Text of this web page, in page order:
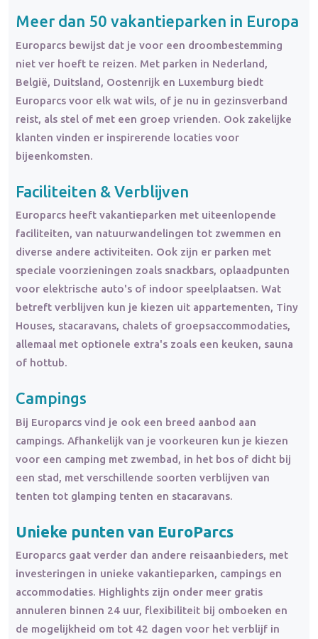
Meer dan 50 vakantieparken in Europa
Europarcs bewijst dat je voor een droombestemming
niet ver hoeft te reizen. Met parken in Nederland,
België, Duitsland, Oostenrijk en Luxemburg biedt
Europarcs voor elk wat wils, of je nu in gezinsverband
reist, als stel of met een groep vrienden. Ook zakelijke
klanten vinden er inspirerende locaties voor
bijeenkomsten.
Faciliteiten & Verblijven
Europarcs heeft vakantieparken met uiteenlopende
faciliteiten, van natuurwandelingen tot zwemmen en
diverse andere activiteiten. Ook zijn er parken met
speciale voorzieningen zoals snackbars, oplaadpunten
voor elektrische auto's of indoor speelplaatsen. Wat
betreft verblijven kun je kiezen uit appartementen, Tiny
Houses, stacaravans, chalets of groepsaccommodaties,
allemaal met optionele extra's zoals een keuken, sauna
of hottub.
Campings
Bij Europarcs vind je ook een breed aanbod aan
campings. Afhankelijk van je voorkeuren kun je kiezen
voor een camping met zwembad, in het bos of dicht bij
een stad, met verschillende soorten verblijven van
tenten tot glamping tenten en stacaravans.
Unieke punten van EuroParcs
Europarcs gaat verder dan andere reisaanbieders, met
investeringen in unieke vakantieparken, campings en
accommodaties. Highlights zijn onder meer gratis
annuleren binnen 24 uur, flexibiliteit bij omboeken en
de mogelijkheid om tot 42 dagen voor het verblijf in